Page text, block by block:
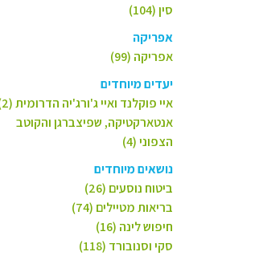
סין (104)
אפריקה
אפריקה (99)
יעדים מיוחדים
איי פוקלנד ואיי ג'ורג'יה הדרומית (2)
אנטארקטיקה, שפיצברגן והקוטב
הצפוני (4)
נושאים מיוחדים
ביטוח נוסעים (26)
בריאות מטיילים (74)
חיפוש לינה (16)
סקי וסנובורד (118)